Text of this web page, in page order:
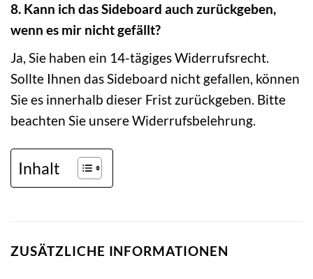
8. Kann ich das Sideboard auch zurückgeben,
wenn es mir nicht gefällt?
Ja, Sie haben ein 14-tägiges Widerrufsrecht.
Sollte Ihnen das Sideboard nicht gefallen, können
Sie es innerhalb dieser Frist zurückgeben. Bitte
beachten Sie unsere Widerrufsbelehrung.
Inhalt
ZUSÄTZLICHE INFORMATIONEN